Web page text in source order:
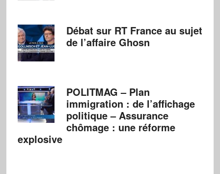
Débat sur RT France au sujet
de l’affaire Ghosn
POLITMAG – Plan
immigration : de l’affichage
politique – Assurance
chômage : une réforme
explosive